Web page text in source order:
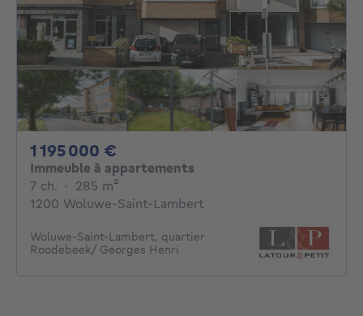
1 195 000 €
Immeuble à appartements
7 ch. 7 chambres
· 285 m²
1200 Woluwe-Saint-Lambert
Woluwe-Saint-Lambert, quartier
Roodebeek/ Georges Henri